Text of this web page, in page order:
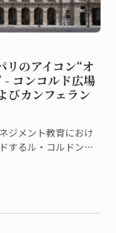
リのアイコン“オ
- コンコルド広場
びカンフェラン
ジメント教育におけ
するル・コルドン・
より、パリのオテ